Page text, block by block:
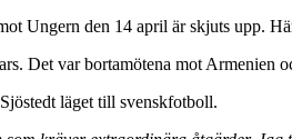
Ungern den 14 april är skjuts upp.
Det var bortamötena mot Armenien
läget till svenskfotboll.